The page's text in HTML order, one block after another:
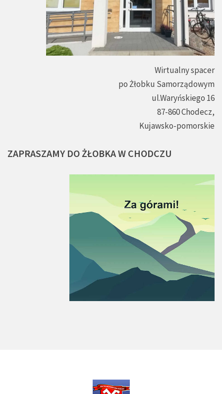
Wirtualny spacer
po Żłobku Samorządowym
ul.Waryńskiego 16
87-860 Chodecz,
Kujawsko-pomorskie
ZAPRASZAMY DOŻŁOBKAW CHODCZU